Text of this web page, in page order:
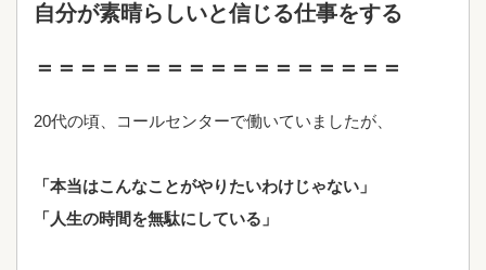
自分が素晴らしいと信じる仕事をする
＝＝＝＝＝＝＝＝＝＝＝＝＝＝＝＝＝
20代の頃、コールセンターで働いていましたが、
「本当はこんなことがやりたいわけじゃない」
「人生の時間を無駄にしている」